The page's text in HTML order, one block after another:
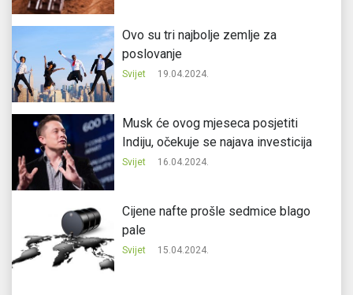
Ovo su tri najbolje zemlje za
poslovanje
Svijet 19.04.2024.
Musk će ovog mjeseca posjetiti
Indiju, očekuje se najava investicija
Svijet 16.04.2024.
Cijene nafte prošle sedmice blago
pale
Svijet 15.04.2024.